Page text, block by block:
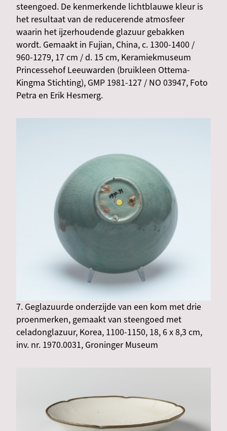
steengoed. De kenmerkende lichtblauwe kleur is
het resultaat van de reducerende atmosfeer
waarin het ijzerhoudende glazuur gebakken
wordt. Gemaakt in Fujian, China, c. 1300-1400 /
960-1279, 17 cm / d. 15 cm, Keramiekmuseum
Princessehof Leeuwarden (bruikleen Ottema-
Kingma Stichting), GMP 1981-127 / NO 03947, Foto
Petra en Erik Hesmerg.
7. Geglazuurde onderzijde van een kom met drie
proenmerken, gemaakt van steengoed met
celadonglazuur, Korea, 1100-1150, 18, 6 x 8,3 cm,
inv. nr. 1970.0031, Groninger Museum